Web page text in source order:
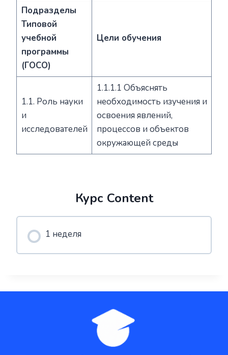
Подразделы
Типовой
учебной
программы
(ГОСО)
Цели обучения
1.1. Роль науки
и
исследователей
1.1.1.1 Объяснять
необходимость изучения и
освоения явлений,
процессов и объектов
окружающей среды
Курс Content
1 неделя